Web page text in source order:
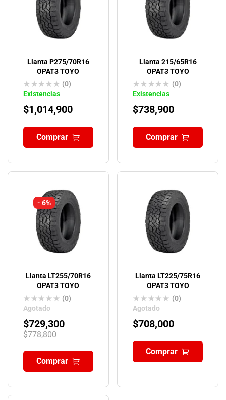
Llanta P275/70R16
OPAT3 TOYO
(0)
Existencias
$1,014,900
Comprar
Llanta 215/65R16
OPAT3 TOYO
(0)
Existencias
$738,900
Comprar
- 6%
Llanta LT255/70R16
OPAT3 TOYO
(0)
Agotado
$778,800
$729,300
Comprar
Llanta LT225/75R16
OPAT3 TOYO
(0)
Agotado
$708,000
Comprar